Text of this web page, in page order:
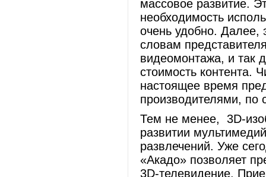
массовое развитие.
необходимость
очень удобно. Далее,
словам
видеомонтажа, и так
стоимость контента.
настоящее время
производителями, по
Тем не менее, 3D-
развитии
развлечений. Уже
«Акадо» позволяет
3D-телевидение.